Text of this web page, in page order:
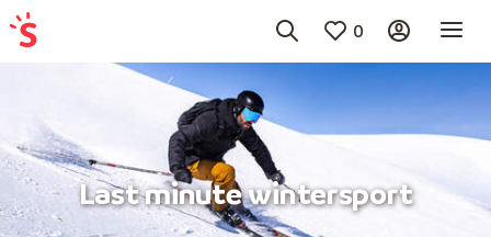
0
Last minute wintersport